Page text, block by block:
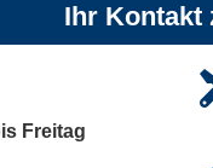
Ihr Kontakt
Freitag